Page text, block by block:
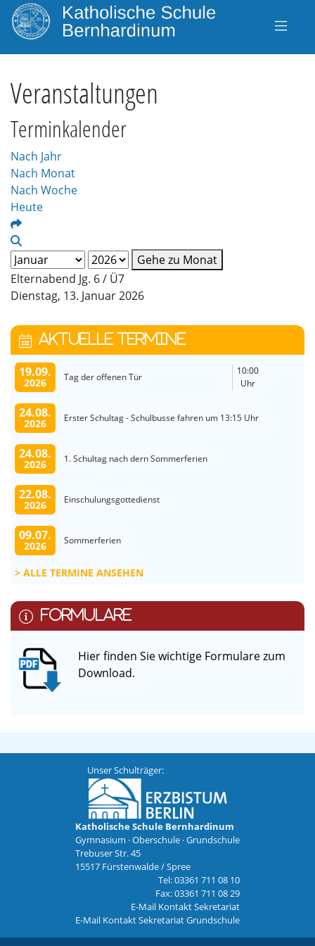
Veranstaltungen
Terminkalender
Nach Jahr
Nach Monat
Nach Woche
Heute
Gehe zu Monat
Elternabend Jg. 6 / Ü7
Dienstag, 13. Januar 2026
AKTUELLE TERMINE
19.09.
2026 Tag der offenen Tür
10:00
Uhr
24.08.
2026 Erster Schultag - Schulbusse fahren um 13:15 Uhr
24.08.
2026 1. Schultag nach dern Sommerferien
22.08.
2026 Einschulungsgottedienst
09.07.
2026 Sommerferien
ALLE TERMINE ANSEHEN
FORMULARE
Hier finden Sie wichtige Formulare zum
Download.
Unser Schulträger:
Katholische Schule Bernhardinum
Gymnasium · Oberschule · Grundschule
Trebuser Str. 45
15517 Fürstenwalde / Spree
Tel: 03361 711 08 10
Fax: 03361 711 08 29
E-Mail Kontakt Sekretariat
E-Mail Kontakt Sekretariat Grundschule